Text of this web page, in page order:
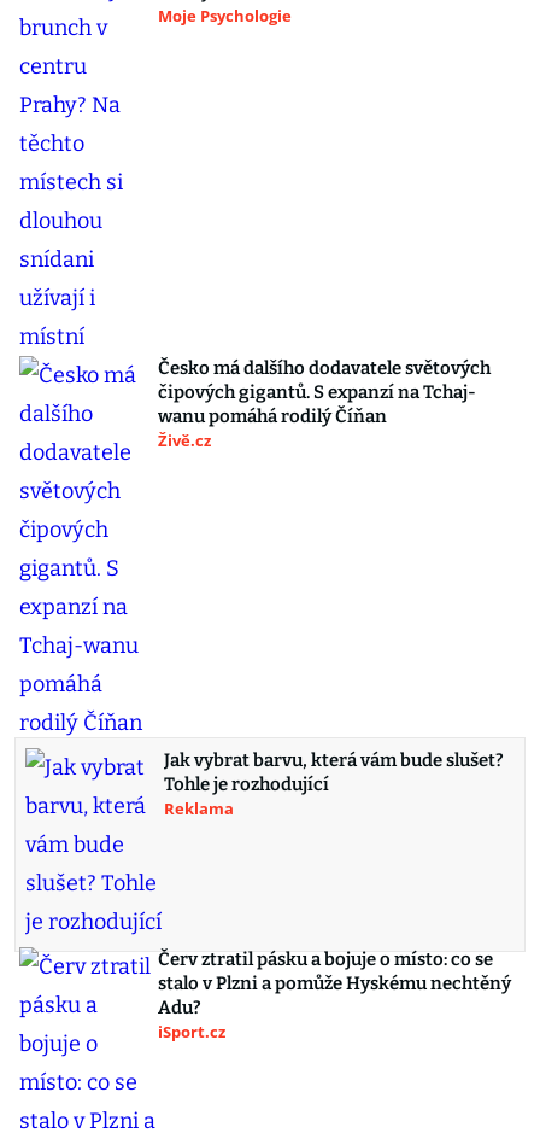
Moje Psychologie
Česko má dalšího dodavatele světových
čipových gigantů. S expanzí na Tchaj-
wanu pomáhá rodilý Číňan
Živě.cz
Jak vybrat barvu, která vám bude slušet?
Tohle je rozhodující
Reklama
Červ ztratil pásku a bojuje o místo: co se
stalo v Plzni a pomůže Hyskému nechtěný
Adu?
iSport.cz